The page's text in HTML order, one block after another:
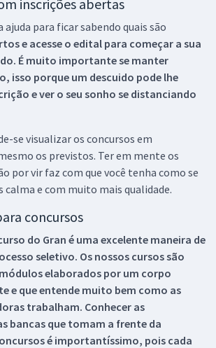
inscrições abertas
ajuda para ficar sabendo quais são
e acesse o edital para começar a sua
É muito importante se manter
isso porque um descuido pode lhe
e ver o seu sonho se distanciando
se visualizar os concursos em
os previstos. Ter em mente os
por vir faz com que você tenha como se
calma e com muito mais qualidade.
concursos
do Gran é uma excelente maneira de
seletivo. Os nossos cursos são
elaborados por um corpo
e que entende muito bem como as
trabalham. Conhecer as
bancas que tomam a frente da
é importantíssimo, pois cada